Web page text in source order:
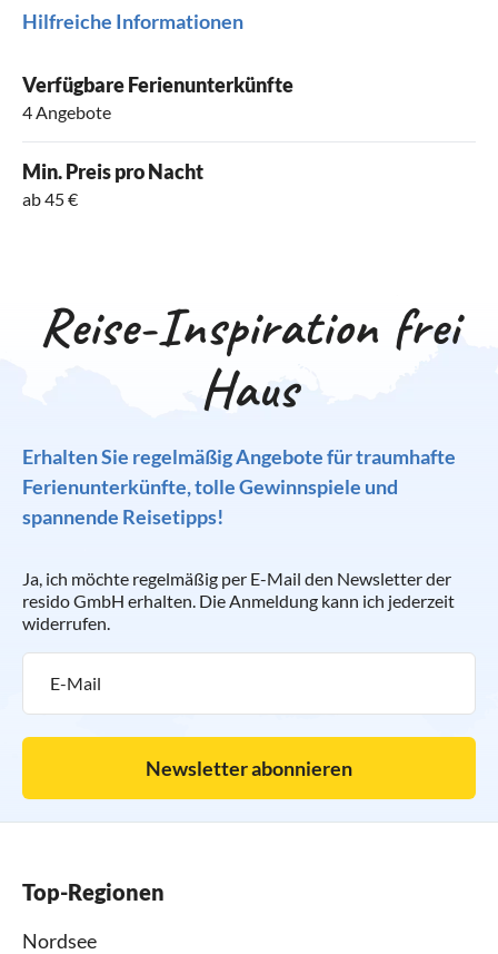
Hilfreiche Informationen
Verfügbare Ferienunterkünfte
4 Angebote
Min. Preis pro Nacht
ab 45 €
Reise-Inspiration frei
Haus
Erhalten Sie regelmäßig Angebote für traumhafte
Ferienunterkünfte, tolle Gewinnspiele und
spannende Reisetipps!
Ja, ich möchte regelmäßig per E-Mail den Newsletter der
resido GmbH erhalten. Die Anmeldung kann ich jederzeit
widerrufen.
Newsletter abonnieren
Top-Regionen
Nordsee